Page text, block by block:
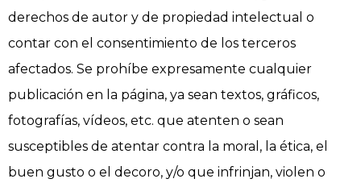
derechos de autor y de propiedad intelectual o
contar con el consentimiento de los terceros
afectados. Se prohíbe expresamente cualquier
publicación en la página, ya sean textos, gráficos,
fotografías, vídeos, etc. que atenten o sean
susceptibles de atentar contra la moral, la ética, el
buen gusto o el decoro, y/o que infrinjan, violen o